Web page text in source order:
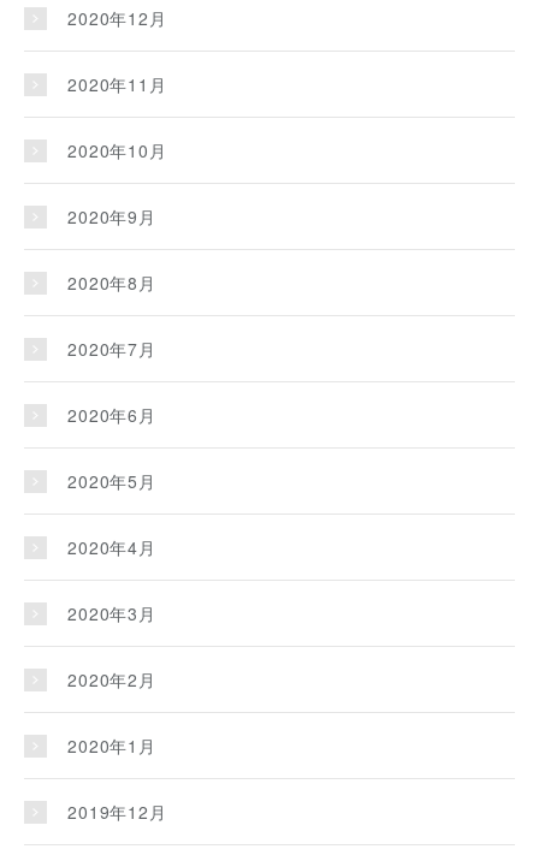
2020年12月
2020年11月
2020年10月
2020年9月
2020年8月
2020年7月
2020年6月
2020年5月
2020年4月
2020年3月
2020年2月
2020年1月
2019年12月